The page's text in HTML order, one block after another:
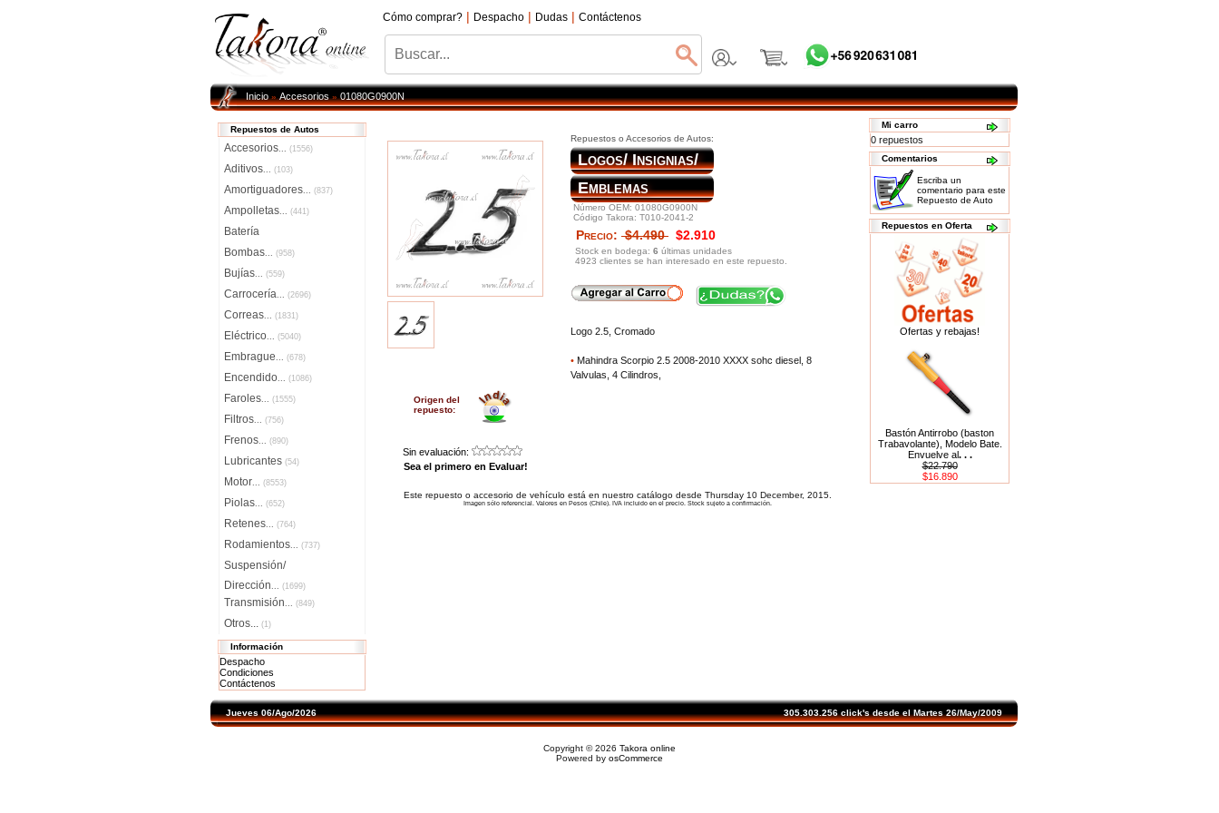
Cómo comprar? | Despacho | Dudas | Contáctenos
Inicio»Accesorios»01080G0900N
Repuestos de Autos
Accesorios... (1556)
Aditivos... (103)
Amortiguadores... (837)
Ampolletas... (441)
Batería
Bombas... (958)
Bujías... (559)
Carrocería... (2696)
Correas... (1831)
Eléctrico... (5040)
Embrague... (678)
Encendido... (1086)
Faroles... (1555)
Filtros... (756)
Frenos... (890)
Lubricantes (54)
Motor... (8553)
Piolas... (652)
Retenes... (764)
Rodamientos... (737)
Suspensión/
Dirección... (1699)
Transmisión... (849)
Otros... (1)
Información
Despacho
Condiciones
Contáctenos
Origen del
repuesto:
Sin evaluación:
Sea el primero en Evaluar!
Repuestos o Accesorios de Autos:
Logos/ Insignias/
Emblemas
Número OEM: 01080G0900N
Código Takora: T010-2041-2
Precio: $4.490 $2.910
Stock en bodega: 6 últimas unidades
4923 clientes se han interesado en este repuesto.
Logo 2.5, Cromado
• Mahindra Scorpio 2.5 2008-2010 XXXX sohc diesel, 8
Valvulas, 4 Cilindros,
Este repuesto o accesorio de vehículo está en nuestro catálogo desde Thursday 10 December, 2015.
Imagen sólo referencial. Valores en Pesos (Chile). IVA incluido en el precio. Stock sujeto a confirmación.
Mi carro
0 repuestos
Comentarios
Escriba un
comentario para este
Repuesto de Auto
Repuestos en Oferta
Ofertas y rebajas!
Bastón Antirrobo (baston
Trabavolante), Modelo Bate.
Envuelve al. . .
$22.790
$16.890
Jueves 06/Ago/2026 305.303.256 click's desde el Martes 26/May/2009
Copyright © 2026 Takora online
Powered by osCommerce